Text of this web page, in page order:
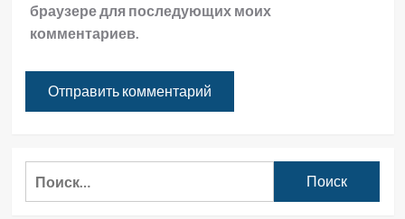
браузере для последующих моих
комментариев.